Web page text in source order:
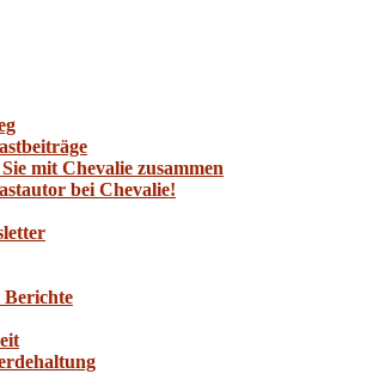
mit Chevalie zusammen
bei Chevalie!
Berichte